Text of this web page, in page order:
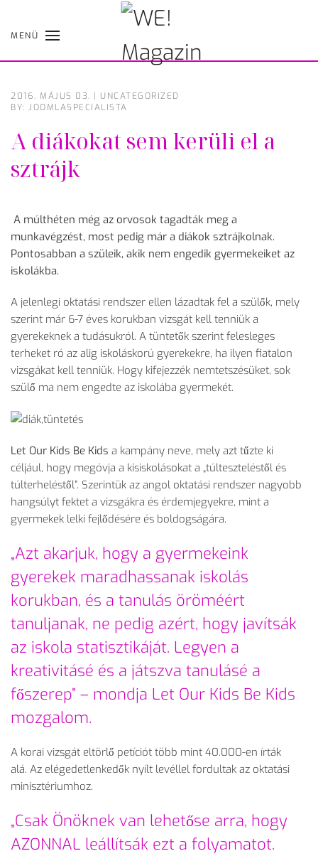
Skip
MENÜ
2016. MÁJUS 03. | UNCATEGORIZED
BY: JOOMLASPECIALISTA
A diákokat sem kerüli el a
sztrájk
A múlthéten még az orvosok tagadták meg a
munkavégzést, most pedig már a diákok sztrájkolnak.
Pontosabban a szüleik, akik nem engedik gyermekeiket az
iskolákba.
A jelenlegi oktatási rendszer ellen lázadtak fel a szülők, mely
szerint már 6-7 éves korukban vizsgát kell tenniük a
gyerekeknek a tudásukról. A tüntetők szerint felesleges
terheket ró az alig iskoláskorú gyerekekre, ha ilyen fiatalon
vizsgákat kell tenniük. Hogy kifejezzék nemtetszésüket, sok
szülő ma nem engedte az iskolába gyermekét.
Let Our Kids Be Kids a kampány neve, mely azt tűzte ki
céljául, hogy megóvja a kisiskolásokat a „túlteszteléstől és
túlterheléstől”. Szerintük az angol oktatási rendszer nagyobb
hangsúlyt fektet a vizsgákra és érdemjegyekre, mint a
gyermekek lelki fejlődésére és boldogságára.
„Azt akarjuk, hogy a gyermekeink
gyerekek maradhassanak iskolás
korukban, és a tanulás öröméért
tanuljanak, ne pedig azért, hogy javítsák
az iskola statisztikáját. Legyen a
kreativitásé és a játszva tanulásé a
főszerep” – mondja Let Our Kids Be Kids
mozgalom.
A korai vizsgát eltörlő petíciót több mint 40.000-en írták
alá. Az elégedetlenkedők nyílt levéllel fordultak az oktatási
minisztériumhoz.
„Csak Önöknek van lehetőse arra, hogy
AZONNAL leállítsák ezt a folyamatot.